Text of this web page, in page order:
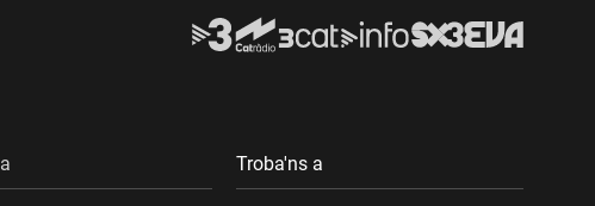
Troba'ns a